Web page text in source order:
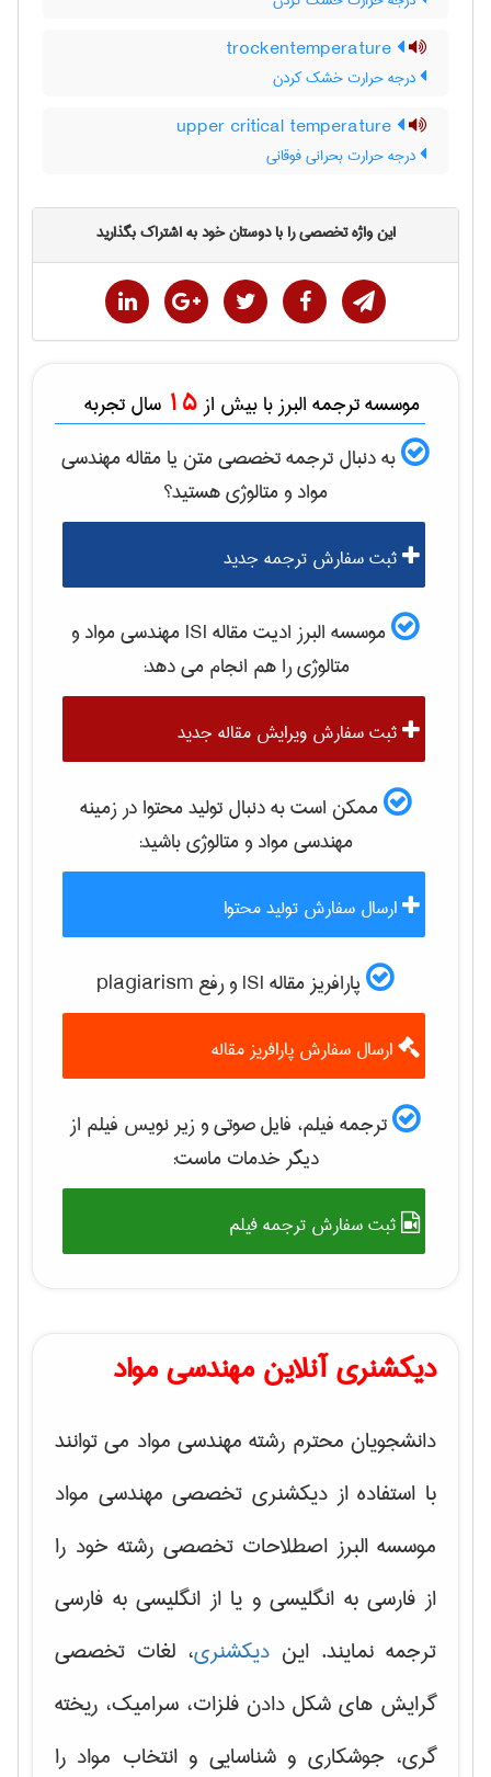
درجه حرارت خشک کردن
درجه حرارت بحرانی فوقانی
این واژه تخصصی را با دوستان خود به اشتراک بگذارید
موسسه ترجمه البرز با بیش از 15 سال تجربه
به دنبال ترجمه تخصصی متن یا مقالهمهندسی
مواد و متالوژیهستید؟
ثبت سفارش ترجمه جدید
موسسه البرز ادیت مقاله ISI
مهندسی مواد و
متالوژیرا هم انجام می دهد:
ثبت سفارش ویرایش مقاله جدید
ممکن است به دنبال تولید محتوا در زمینه
مهندسی مواد و متالوژیباشید:
ارسال سفارش تولید محتوا
پارافریز مقاله ISI و رفع plagiarism
ارسال سفارش پارافریز مقاله
ترجمه فیلم، فایل صوتی و زیر نویس فیلم از
دیگر خدمات ماست:
ثبت سفارش ترجمه فیلم
دیکشنری آنلاین مهندسی مواد
دانشجویان محترم رشته مهندسی مواد می توانند
با استفاده از دیکشنری تخصصی مهندسی مواد
موسسه البرز اصطلاحات تخصصی رشته خود را
از فارسی به انگلیسی و یا از انگلیسی به فارسی
ترجمه نمایند. این دیکشنری، لغات تخصصی
گرایش های شکل دادن فلزات، سرامیک، ریخته
گری، جوشکاری و شناسایی و انتخاب مواد را